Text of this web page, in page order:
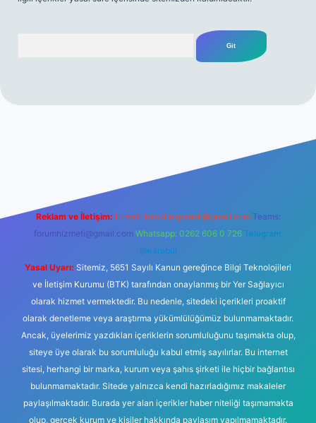
Reklam ve İletişim: E-mail: backlinkpaneli@gmail.com Teams:
forumhizmeti@gmail.com Whatsapp: 0262 606 0 726 Telegram:
@karabul
Yasal Uyarı: Sitemiz, 5651 Sayılı Kanun gereğince Bilgi Teknolojileri
ve İletişim Kurumu (BTK) tarafından onaylanmış bir Yer Sağlayıcı
olarak hizmet vermektedir. Bu nedenle, sitedeki içerikleri proaktif
olarak denetleme veya araştırma yükümlülüğümüz bulunmamaktadır.
Ancak, üyelerimiz yazdıkları içeriklerin sorumluluğunu taşımakta olup,
siteye üye olarak bu sorumluluğu kabul etmiş sayılırlar. Bu internet
sitesi, herhangi bir marka, kurum veya şahıs şirketi ile hiçbir bağlantısı
bulunmamaktadır. Sitede yalnızca kendi hazırladığımız makaleler
paylaşılmaktadır. Burada yer alan içerikler haber niteliği taşımamakta
olup, gerçek kurum ve kişiler hakkında paylaşım yapılmamaktadır.